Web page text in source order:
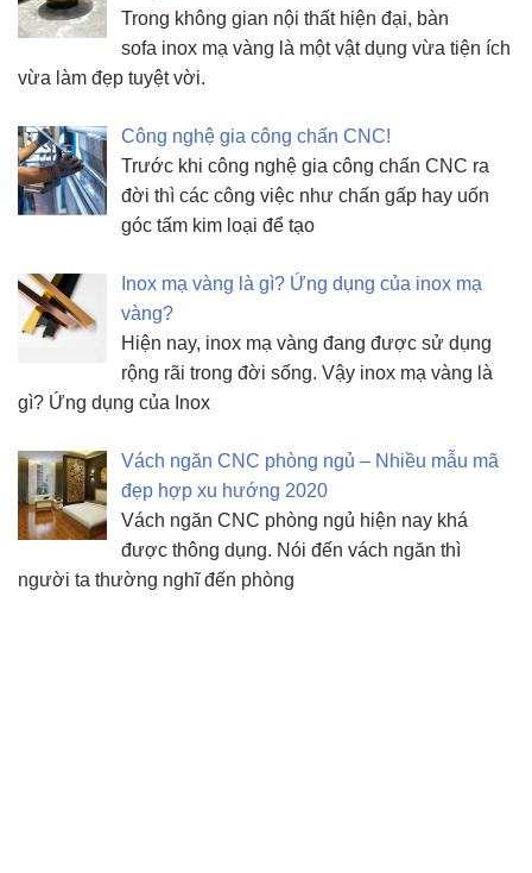
Trong không gian nội thất hiện đại, bàn
sofa inox mạ vàng là một vật dụng vừa tiện ích
vừa làm đẹp tuyệt vời.
Công nghệ gia công chấn CNC!
Trước khi công nghệ gia công chấn CNC ra
đời thì các công việc như chấn gấp hay uốn
góc tấm kim loại để tạo
Inox mạ vàng là gì? Ứng dụng của inox mạ
vàng?
Hiện nay, inox mạ vàng đang được sử dụng
rộng rãi trong đời sống. Vậy inox mạ vàng là
gì? Ứng dụng của Inox
Vách ngăn CNC phòng ngủ – Nhiều mẫu mã
đẹp hợp xu hướng 2020
Vách ngăn CNC phòng ngủ hiện nay khá
được thông dụng. Nói đến vách ngăn thì
người ta thường nghĩ đến phòng